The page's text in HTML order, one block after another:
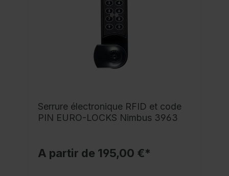
Serrure électronique RFID et code
PIN EURO-LOCKS Nimbus 3963
A partir de 195,00 €*